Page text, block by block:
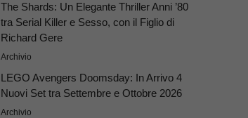
The Shards: Un Elegante Thriller Anni ’80
tra Serial Killer e Sesso, con il Figlio di
Richard Gere
Archivio
LEGO Avengers Doomsday: In Arrivo 4
Nuovi Set tra Settembre e Ottobre 2026
Archivio